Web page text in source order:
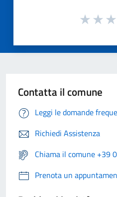
Contatta il comune
Leggi le domande
Richiedi Assistenza
Chiama il comune +39
Prenota un